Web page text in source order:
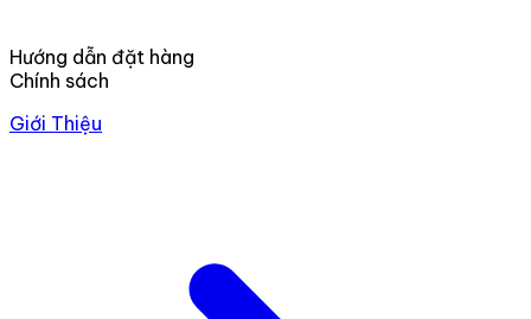
Hướng dẫn đặt hàng
Chính sách
Giới Thiệu